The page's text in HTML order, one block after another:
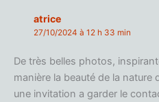
atrice
27/10/2024 à 12 h 33 min
De très belles photos,
manière la beauté de la nature
une invitation a garder le